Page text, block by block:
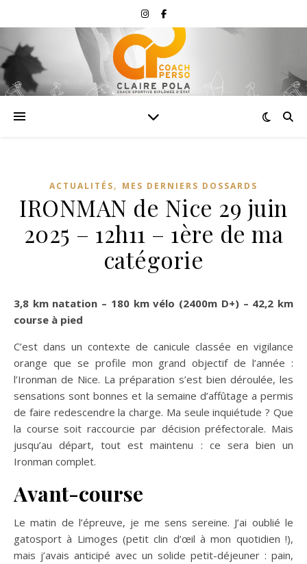
ACTUALITÉS, MES DERNIERS DOSSARDS
IRONMAN de Nice 29 juin
2025 – 12h11 – 1ère de ma
catégorie
3,8 km natation – 180 km vélo (2400m D+) – 42,2 km
course à pied
C’est dans un contexte de canicule classée en vigilance
orange que se profile mon grand objectif de l’année :
l’Ironman de Nice. La préparation s’est bien déroulée, les
sensations sont bonnes et la semaine d’affûtage a permis
de faire redescendre la charge. Ma seule inquiétude ? Que
la course soit raccourcie par décision préfectorale. Mais
jusqu’au départ, tout est maintenu : ce sera bien un
Ironman complet.
Avant-course
Le matin de l’épreuve, je me sens sereine. J’ai oublié le
gatosport à Limoges (petit clin d’œil à mon quotidien !),
mais j’avais anticipé avec un solide petit-déjeuner : pain,